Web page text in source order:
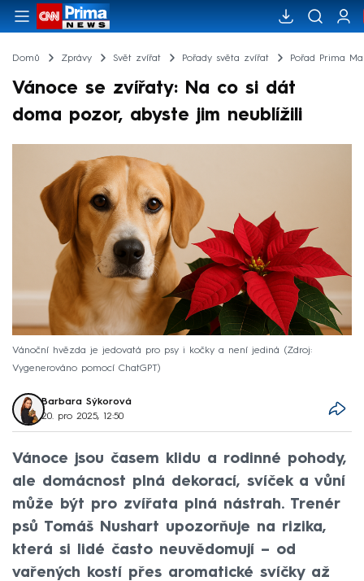
Domů Zprávy Svět zvířat Pořady světa zvířat Pořad Prima
Vánoce se zvířaty: Na co si dát
doma pozor, abyste jim neublížili
Vánoční hvězda je jedovatá pro psy i kočky a není jediná
Zdroj:
Vygenerováno pomocí ChatGPT
Barbara Sýkorová
20. pro 2025, 12:50
Vánoce jsou časem klidu a rodinné pohody,
ale domácnost plná dekorací, svíček a vůní
může být pro zvířata plná nástrah. Trenér
psů Tomáš Nushart upozorňuje na rizika,
která si lidé často neuvědomují – od
vařených kostí přes aromatické svíčky až